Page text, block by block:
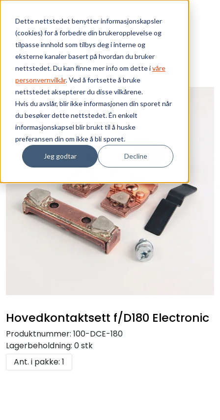
Dette nettstedet benytter informasjonskapsler
(cookies) for å forbedre din brukeropplevelse og
tilpasse innhold som tilbys deg i interne og
eksterne kanaler basert på hvordan du bruker
nettstedet. Du kan finne mer info om dette ivåre
personvernvilkår. Ved å fortsette å bruke
nettstedet aksepterer du disse vilkårene.
Hvis du avslår, blir ikke informasjonen din sporet når
du besøker dette nettstedet. Én enkelt
informasjonskapsel blir brukt til å huske
preferansen din om ikke å bli sporet.
Jeg godtar Decline
Skip to main content
Hovedkontaktsett f/D180 Electronic
Produktnummer: 100-DCE-180
Lagerbeholdning: 0 stk
Ant. i pakke: 1
Bærekraft
Vi tilbyr
Ressurser
Om oss